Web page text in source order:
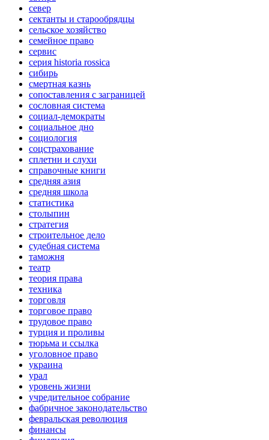
север
сектанты и старообрядцы
сельское хозяйство
семейное право
сервис
серия historia rossica
сибирь
смертная казнь
сопоставления с заграницей
сословная система
социал-демократы
социальное дно
социология
соцстрахование
сплетни и слухи
справочные книги
средняя азия
средняя школа
статистика
столыпин
стратегия
строительное дело
судебная система
таможня
театр
теория права
техника
торговля
торговое право
трудовое право
турция и проливы
тюрьма и ссылка
уголовное право
украина
урал
уровень жизни
учредительное собрание
фабричное законодательство
февральская революция
финансы